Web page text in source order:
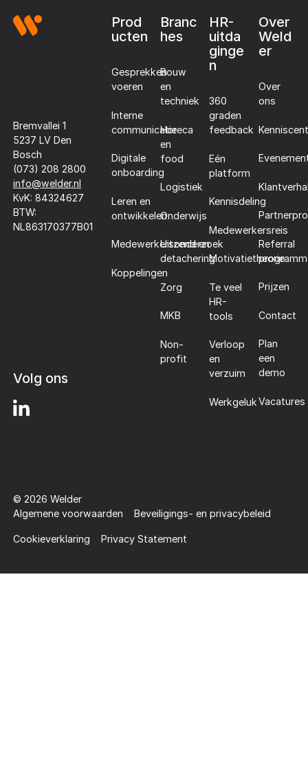
Bremvallei 1
5237 LV Den
Bosch
(073) 208 2800
info@welder.nl
KvK: 84324627
BTW:
NL863170377B01
Volg ons
Prod
ucten
Gesprekken
voeren
Interne
communicatie
Digitale
onboarding
Leren en
ontwikkelen
Medewerkersonderzoek
Koppelingen
Branc
hes
Bouw
en
techniek
Horeca
en
food
Logistiek
Onderwijs
Uitzend en
detachering
Zorg
MKB
Non-
profit
HR-
uitda
ginge
n
360
graden
feedback
Eén
platform
Kennisdeling
Medewerkersreis
Motivatietheorie
Te veel
HR-
tools
Verloop
en
verzuim
Werkgeluk
Over
Weld
er
Over
ons
Referral
Prijzen
Contact
Plan
een
demo
Vacatures
© 2026 Welder
Algemene voorwaarden
Beveiligings- en privacybeleid
Cookieverklaring Privacy Statement